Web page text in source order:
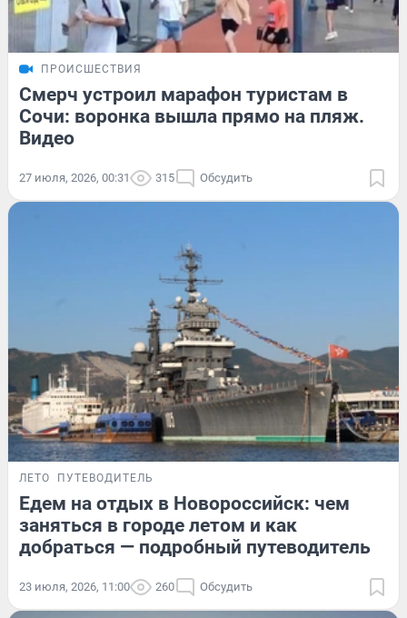
ПРОИСШЕСТВИЯ
Смерч устроил марафон туристам в
Сочи: воронка вышла прямо на пляж.
Видео
27 июля, 2026, 00:31 315 Обсудить
ЛЕТО ПУТЕВОДИТЕЛЬ
Едем на отдых в Новороссийск: чем
заняться в городе летом и как
добраться — подробный путеводитель
23 июля, 2026, 11:00 260 Обсудить